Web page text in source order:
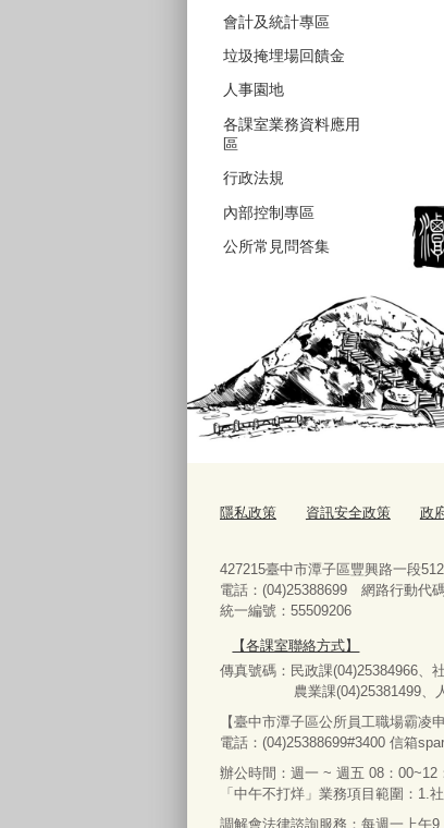
會計及統計專區
垃圾掩埋場回饋金
人事園地
各課室業務資料應用
區
行政法規
內部控制專區
公所常見問答集
隱私政策 資訊安全政策 政
427215臺中市潭子區豐興路一段
電話：(04)25388699 網路行動代
統一編號：55509206
【各課室聯絡方式】
傳真號碼：民政課(04)25384966、
農業課(04)25381499、人文
【臺中市潭子區公所員工職場霸凌申
電話：(04)25388699#3400 信箱
辦公時間：週一 ~ 週五 08：00~12
「中午不打烊」業務項目範圍：1.
調解會法律諮詢服務：每週一上午